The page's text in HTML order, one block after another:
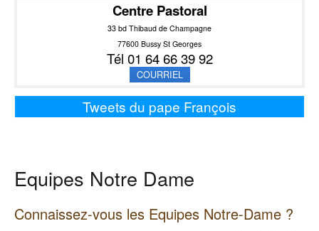
Centre Pastoral
33 bd Thibaud de Champagne
77600 Bussy St Georges
Tél 01 64 66 39 92
COURRIEL
Tweets du pape François
Equipes Notre Dame
Connaissez-vous les Equipes Notre-Dame ?